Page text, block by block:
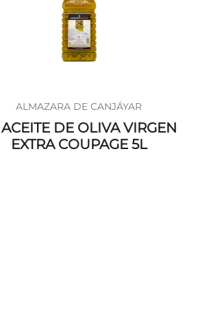
ALMAZARA DE CANJÁYAR
DE OLIVA VIRGEN
EXTRA COUPAGE 5L